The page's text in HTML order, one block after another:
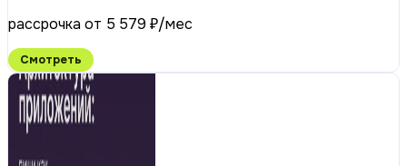
рассрочка от 5 579 ₽/мес
Смотреть